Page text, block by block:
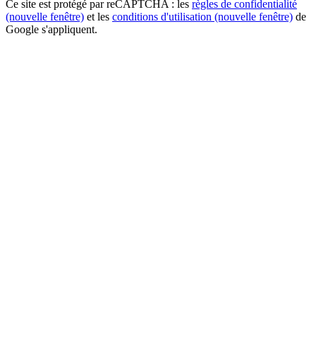
Ce site est protégé par reCAPTCHA : les règles de confidentialité
(nouvelle fenêtre) et les conditions d'utilisation (nouvelle fenêtre) de
Google s'appliquent.